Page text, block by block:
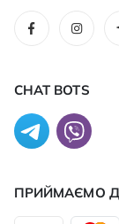
CHAT BOTS
ПРИЙМАЄМО